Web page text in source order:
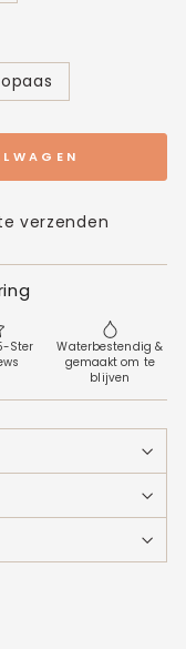
verzenden
Ster
Waterbestendig &
gemaakt om te
blijven